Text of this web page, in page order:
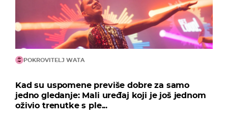
POKROVITELJ WATA
Kad su uspomene previše dobre za samo
jedno gledanje: Mali uređaj koji je još jednom
oživio trenutke s ple...